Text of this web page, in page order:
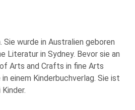
wurde in Australien geboren
Literatur in Sydney. Bevor sie an
Arts and Crafts in fine Arts
einem Kinderbuchverlag. Sie ist